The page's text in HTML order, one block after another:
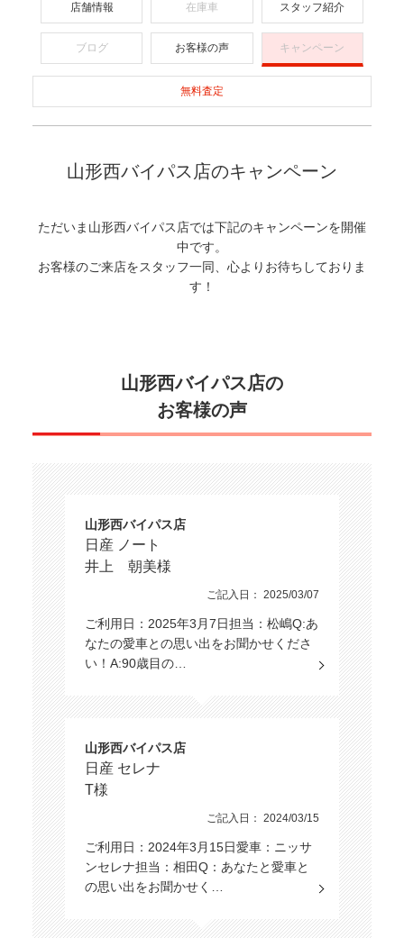
店舗情報 在庫車 スタッフ紹介
ブログ お客様の声 キャンペーン
無料査定
山形西バイパス店のキャンペーン
ただいま山形西バイパス店では下記のキャンペーンを開催
中です。
お客様のご来店をスタッフ一同、心よりお待ちしておりま
す！
山形西バイパス店の
お客様の声
山形西バイパス店
日産 ノート
井上 朝美様
ご記入日： 2025/03/07
ご利用日：2025年3月7日担当：松嶋Q:あ
なたの愛車との思い出をお聞かせくださ
い！A:90歳目の…
山形西バイパス店
日産 セレナ
T様
ご記入日： 2024/03/15
ご利用日：2024年3月15日愛車：ニッサ
ンセレナ担当：相田Q：あなたと愛車と
の思い出をお聞かせく…